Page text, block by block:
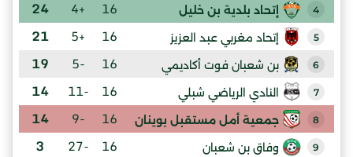
4 إتحاد بلدية بن خليل 16
+4
24
5 إتحاد مغربي عبد العزيز 16
+5
21
6 بن شعبان فوت أكاديمي 16
-5
19
7 النادي الرياضي شبلي 16
-11
14
8 جمعية أمل مستقبل بوينان 16
-9
14
9 وفاق بن شعبان 16
-27
3